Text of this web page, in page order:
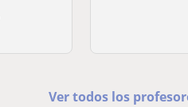
Ver todos los